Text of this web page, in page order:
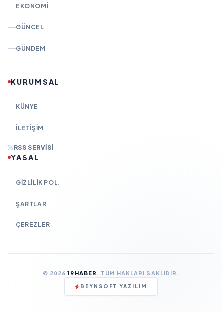
EKONOMI
GÜNCEL
GÜNDEM
KURUMSAL
KÜNYE
İLETIŞIM
RSS SERVISI
YASAL
GIZLILIK POL.
ŞARTLAR
ÇEREZLER
© 202619HABER . TÜM HAKLARI SAKLIDIR.
BEYNSOFT YAZILIM